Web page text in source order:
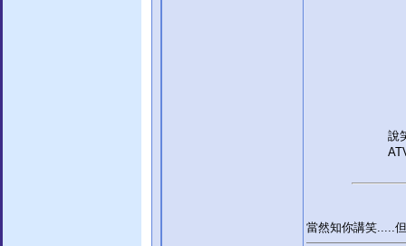
說
當然知你講笑.....